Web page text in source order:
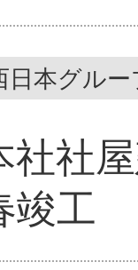
日本グル
社
工